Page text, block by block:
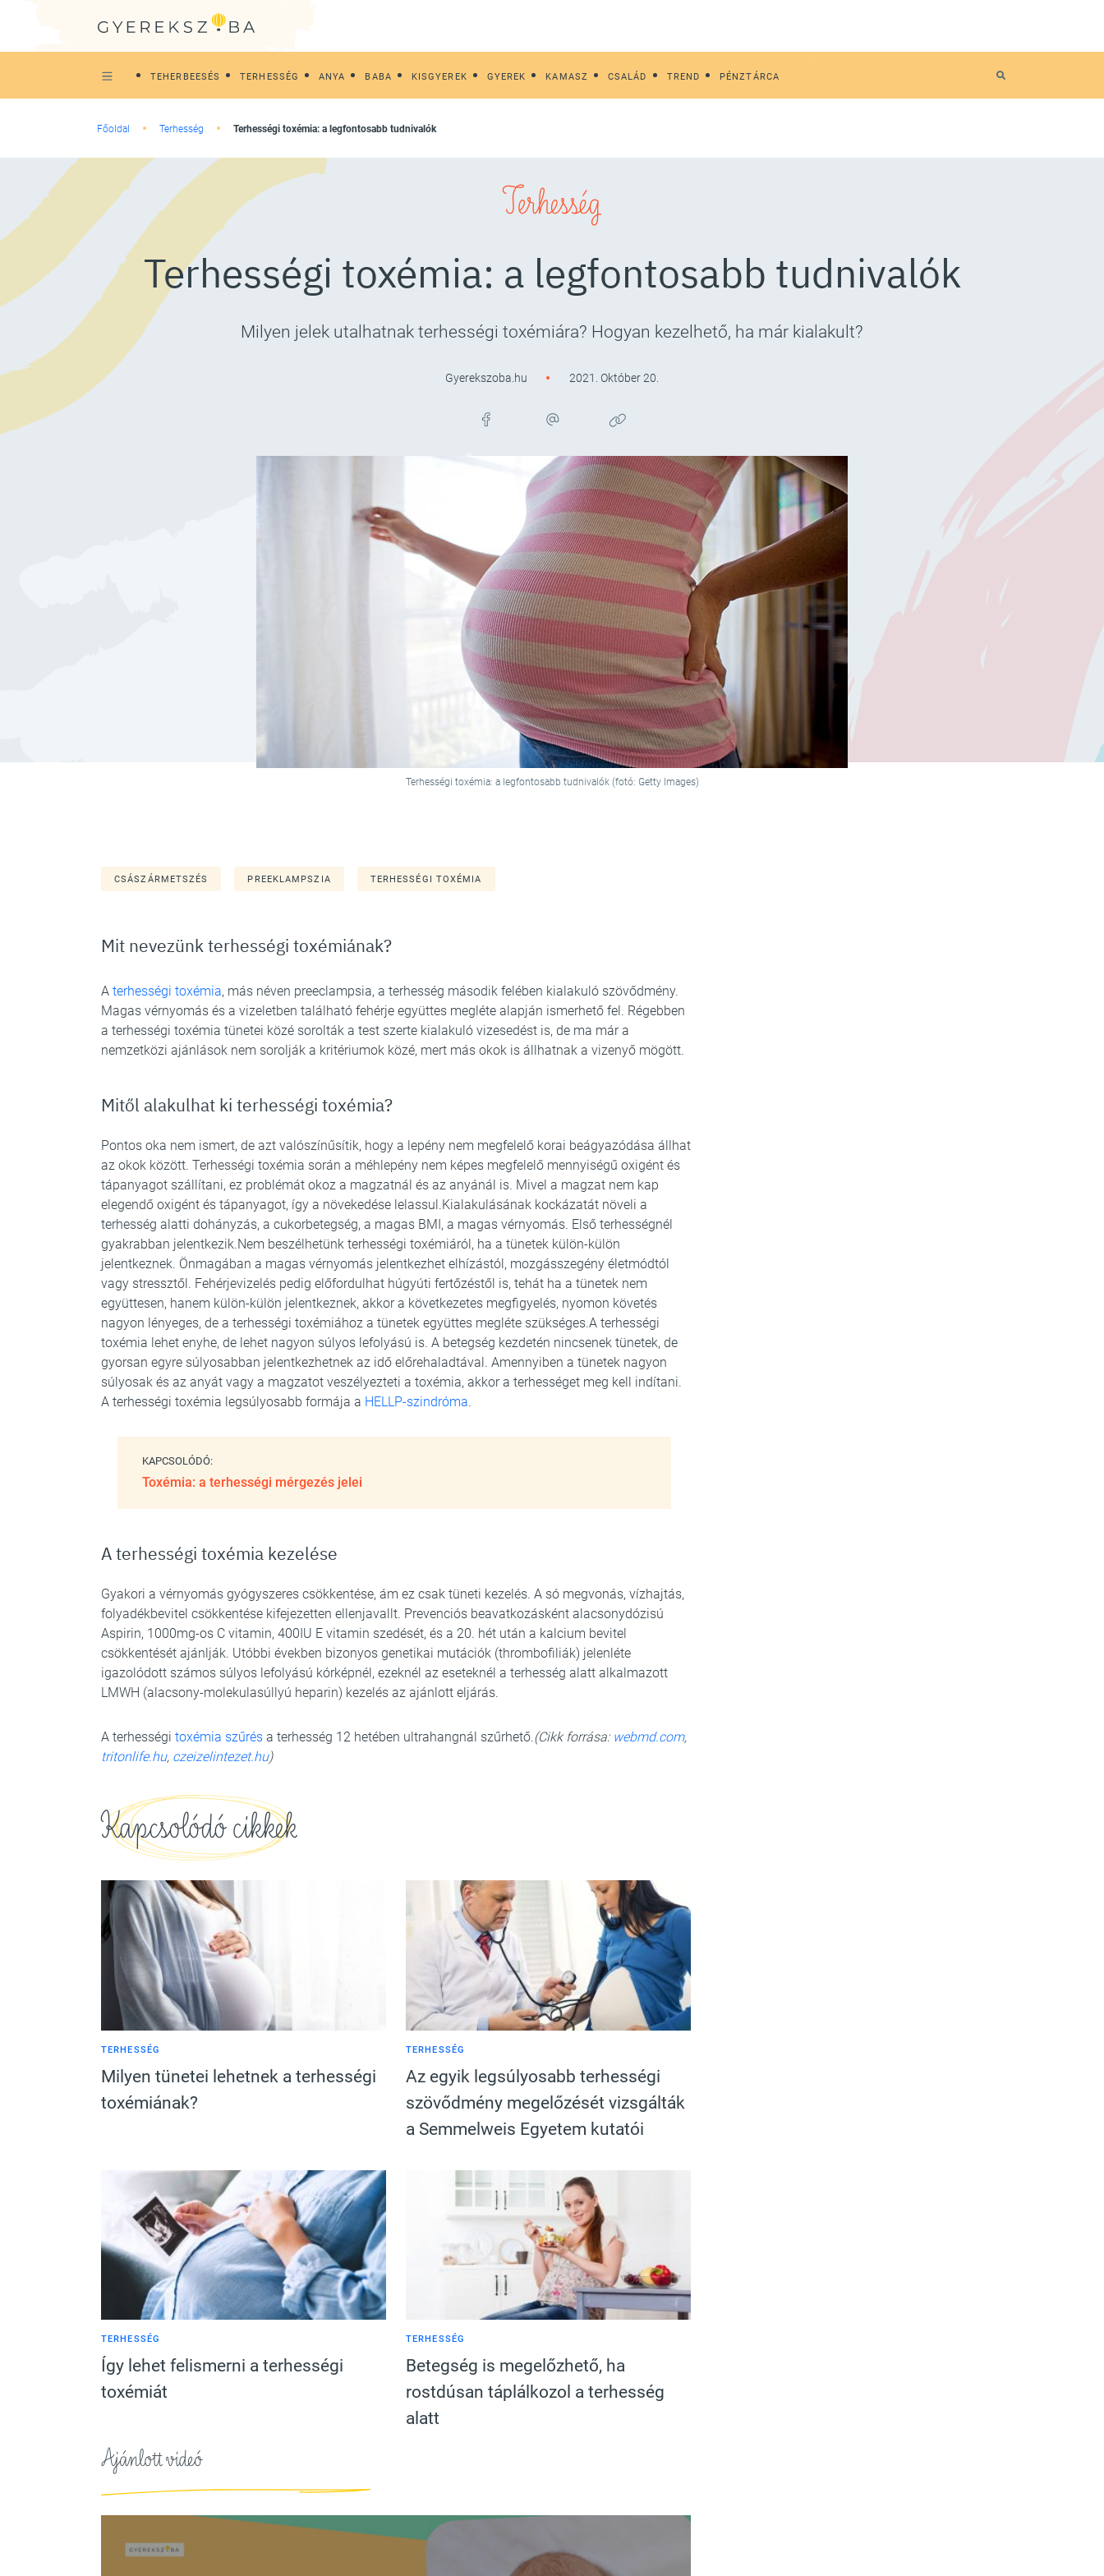
TEHERBEESÉS TERHESSÉG ANYA BABA KISGYEREK GYEREK KAMASZ CSALÁD TREND PÉNZTÁRCA
Főoldal Terhesség Terhességi toxémia: a legfontosabb tudnivalók
Terhesség
Terhességi toxémia: a legfontosabb tudnivalók
Milyen jelek utalhatnak terhességi toxémiára? Hogyan kezelhető, ha már kialakult?
Gyerekszoba.hu 2021. Október 20.
Terhességi toxémia: a legfontosabb tudnivalók (fotó: Getty Images)
CSÁSZÁRMETSZÉS PREEKLAMPSZIA TERHESSÉGI TOXÉMIA
Mit nevezünk terhességi toxémiának?
A terhességi toxémia, más néven preeclampsia, a terhesség második felében kialakuló szövődmény.
Magas vérnyomás és a vizeletben található fehérje együttes megléte alapján ismerhető fel. Régebben
a terhességi toxémia tünetei közé sorolták a test szerte kialakuló vizesedést is, de ma már a
nemzetközi ajánlások nem sorolják a kritériumok közé, mert más okok is állhatnak a vizenyő mögött.
Mitől alakulhat ki terhességi toxémia?
Pontos oka nem ismert, de azt valószínűsítik, hogy a lepény nem megfelelő korai beágyazódása állhat
az okok között. Terhességi toxémia során a méhlepény nem képes megfelelő mennyiségű oxigént és
tápanyagot szállítani, ez problémát okoz a magzatnál és az anyánál is. Mivel a magzat nem kap
elegendő oxigént és tápanyagot, így a növekedése lelassul.Kialakulásának kockázatát növeli a
terhesség alatti dohányzás, a cukorbetegség, a magas BMI, a magas vérnyomás. Első terhességnél
gyakrabban jelentkezik.Nem beszélhetünk terhességi toxémiáról, ha a tünetek külön-külön
jelentkeznek. Önmagában a magas vérnyomás jelentkezhet elhízástól, mozgásszegény életmódtól
vagy stressztől. Fehérjevizelés pedig előfordulhat húgyúti fertőzéstől is, tehát ha a tünetek nem
együttesen, hanem külön-külön jelentkeznek, akkor a következetes megfigyelés, nyomon követés
nagyon lényeges, de a terhességi toxémiához a tünetek együttes megléte szükséges.A terhességi
toxémia lehet enyhe, de lehet nagyon súlyos lefolyású is. A betegség kezdetén nincsenek tünetek, de
gyorsan egyre súlyosabban jelentkezhetnek az idő előrehaladtával. Amennyiben a tünetek nagyon
súlyosak és az anyát vagy a magzatot veszélyezteti a toxémia, akkor a terhességet meg kell indítani.
A terhességi toxémia legsúlyosabb formája a HELLP-szindróma.
KAPCSOLÓDÓ:
Toxémia: a terhességi mérgezés jelei
A terhességi toxémia kezelése
Gyakori a vérnyomás gyógyszeres csökkentése, ám ez csak tüneti kezelés. A só megvonás, vízhajtás,
folyadékbevitel csökkentése kifejezetten ellenjavallt. Prevenciós beavatkozásként alacsonydózisú
Aspirin, 1000mg-os C vitamin, 400IU E vitamin szedését, és a 20. hét után a kalcium bevitel
csökkentését ajánlják. Utóbbi években bizonyos genetikai mutációk (thrombofiliák) jelenléte
igazolódott számos súlyos lefolyású kórképnél, ezeknél az eseteknél a terhesség alatt alkalmazott
LMWH (alacsony-molekulasúllyú heparin) kezelés az ajánlott eljárás.
A terhességi toxémia szűrés a terhesség 12 hetében ultrahangnál szűrhető.(Cikk forrása: webmd.com,
tritonlife.hu, czeizelintezet.hu)
Kapcsolódó cikkek
TERHESSÉG
Milyen tünetei lehetnek a terhességi
toxémiának?
TERHESSÉG
Az egyik legsúlyosabb terhességi
szövődmény megelőzését vizsgálták
a Semmelweis Egyetem kutatói
TERHESSÉG
Így lehet felismerni a terhességi
toxémiát
TERHESSÉG
Betegség is megelőzhető, ha
rostdúsan táplálkozol a terhesség
alatt
Ajánlott videó